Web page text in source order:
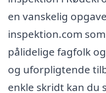
en vanskelig
inspektion.com
pålidelige fagfolk
og uforpligtende
enkle skridt kan du